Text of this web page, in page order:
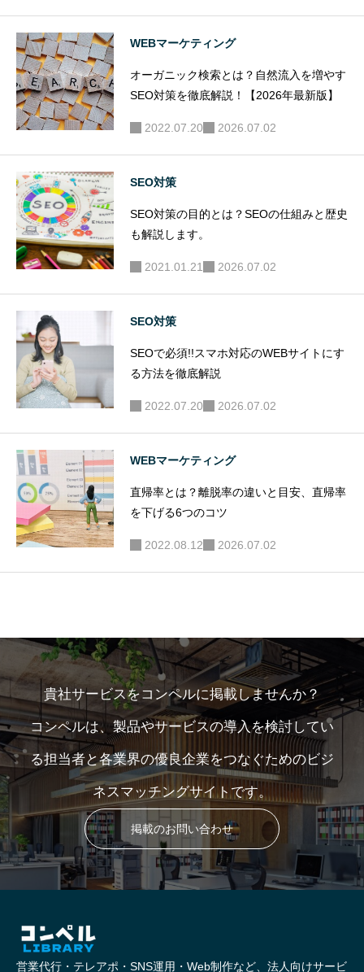
WEBマーケティング
オーガニック検索とは？自然流入を増やす
SEO対策を徹底解説！【2026年最新版】
2022.07.20 2026.07.02
SEO対策
SEO対策の目的とは？SEOの仕組みと歴史
も解説します。
2021.01.21 2026.07.02
SEO対策
SEOで必須!!スマホ対応のWEBサイトにす
る方法を徹底解説
2022.07.20 2026.07.02
WEBマーケティング
直帰率とは？離脱率の違いと目安、直帰率
を下げる6つのコツ
2022.08.12 2026.07.02
貴社サービスをコンペルに掲載しませんか？
コンペルは、製品やサービスの導入を検討してい
る担当者と各業界の優良企業をつなぐためのビジ
ネスマッチングサイトです。
掲載のお問い合わせ
営業代行・テレアポ・SNS運用・Web制作など、法人向けサービ